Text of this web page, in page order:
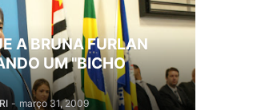
A BRUNA FURLAN
UM "BICHO
- março 31, 2009